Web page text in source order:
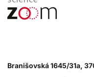
Branišovská 1645/31a,